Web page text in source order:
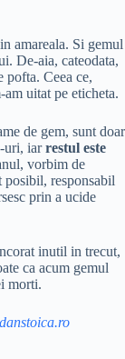
amareala. Si gemul
De-aia, cateodata,
pofta. Ceea ce,
uitat pe eticheta.
de gem, sunt doar
uri, iarrestul este
vorbim de
posibil, responsabil
prin a ucide
inutil in trecut,
ca acum gemul
morti.